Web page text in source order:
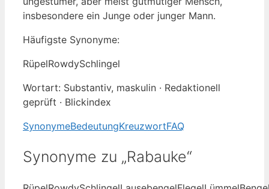
insbesondere ein Junge oder junger Mann.
Häufigste Synonyme:
RüpelRowdySchlingel
Wortart: Substantiv, maskulin · Redaktionell
geprüft · Blickindex
SynonymeBedeutungKreuzwortFAQ
Synonyme zu „Rabauke“